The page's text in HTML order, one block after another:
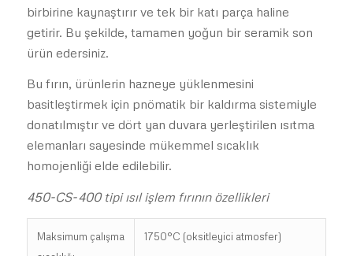
birbirine kaynaştırır ve tek bir katı parça haline
getirir. Bu şekilde, tamamen yoğun bir seramik son
ürün edersiniz.
Bu fırın, ürünlerin hazneye yüklenmesini
basitleştirmek için pnömatik bir kaldırma sistemiyle
donatılmıştır ve dört yan duvara yerleştirilen ısıtma
elemanları sayesinde mükemmel sıcaklık
homojenliği elde edilebilir.
450-CS-400 tipi ısıl işlem fırının özellikleri
Maksimum çalışma
1750°C (oksitleyici atmosfer)